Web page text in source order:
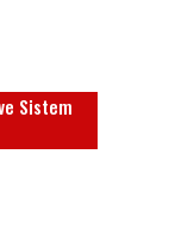
Sistem